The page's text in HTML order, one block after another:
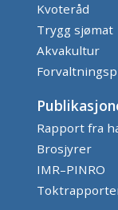
Kvoteråd
Trygg sjømat
Akvakultur
Rapport fra
Brosjyrer
IMR–PINRO